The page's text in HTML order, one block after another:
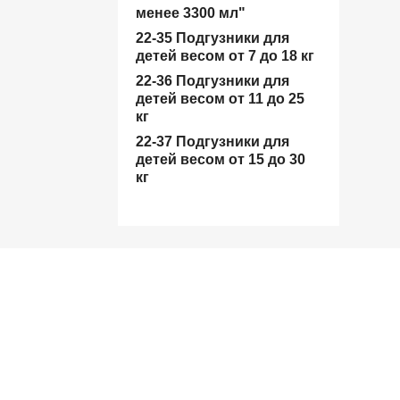
менее 3300 мл"
22-35 Подгузники для
детей весом от 7 до 18 кг
22-36 Подгузники для
детей весом от 11 до 25
кг
22-37 Подгузники для
детей весом от 15 до 30
кг